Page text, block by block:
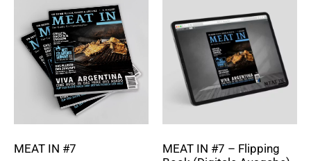
MEAT IN #7
MEAT IN #7 – Flipping